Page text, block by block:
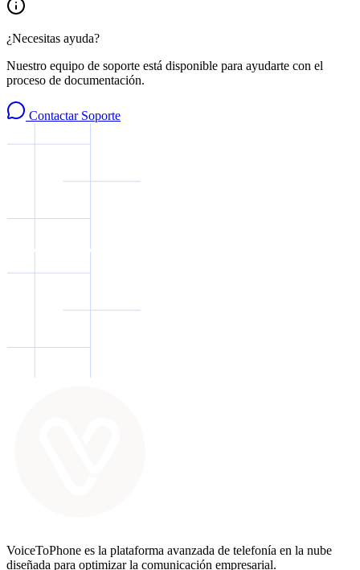
¿Necesitas ayuda?
Nuestro equipo de soporte está disponible para ayudarte con el
proceso de documentación.
Contactar Soporte
VoiceToPhone es la plataforma avanzada de telefonía en la nube
diseñada para optimizar la comunicación empresarial.